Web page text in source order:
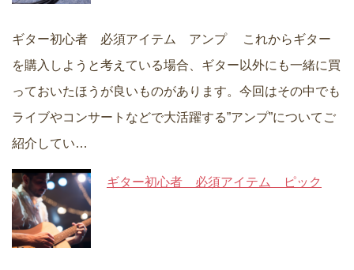
ギター初心者 必須アイテム アンプ これからギター
を購入しようと考えている場合、ギター以外にも一緒に買
っておいたほうが良いものがあります。今回はその中でも
ライブやコンサートなどで大活躍する”アンプ”についてご
紹介してい…
ギター初心者 必須アイテム ピック